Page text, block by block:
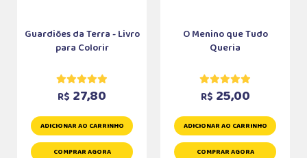
Guardiões da Terra - Livro
para Colorir
R$ 27,80
ADICIONAR AO CARRINHO
COMPRAR AGORA
O Menino que Tudo
Queria
R$ 25,00
ADICIONAR AO CARRINHO
COMPRAR AGORA